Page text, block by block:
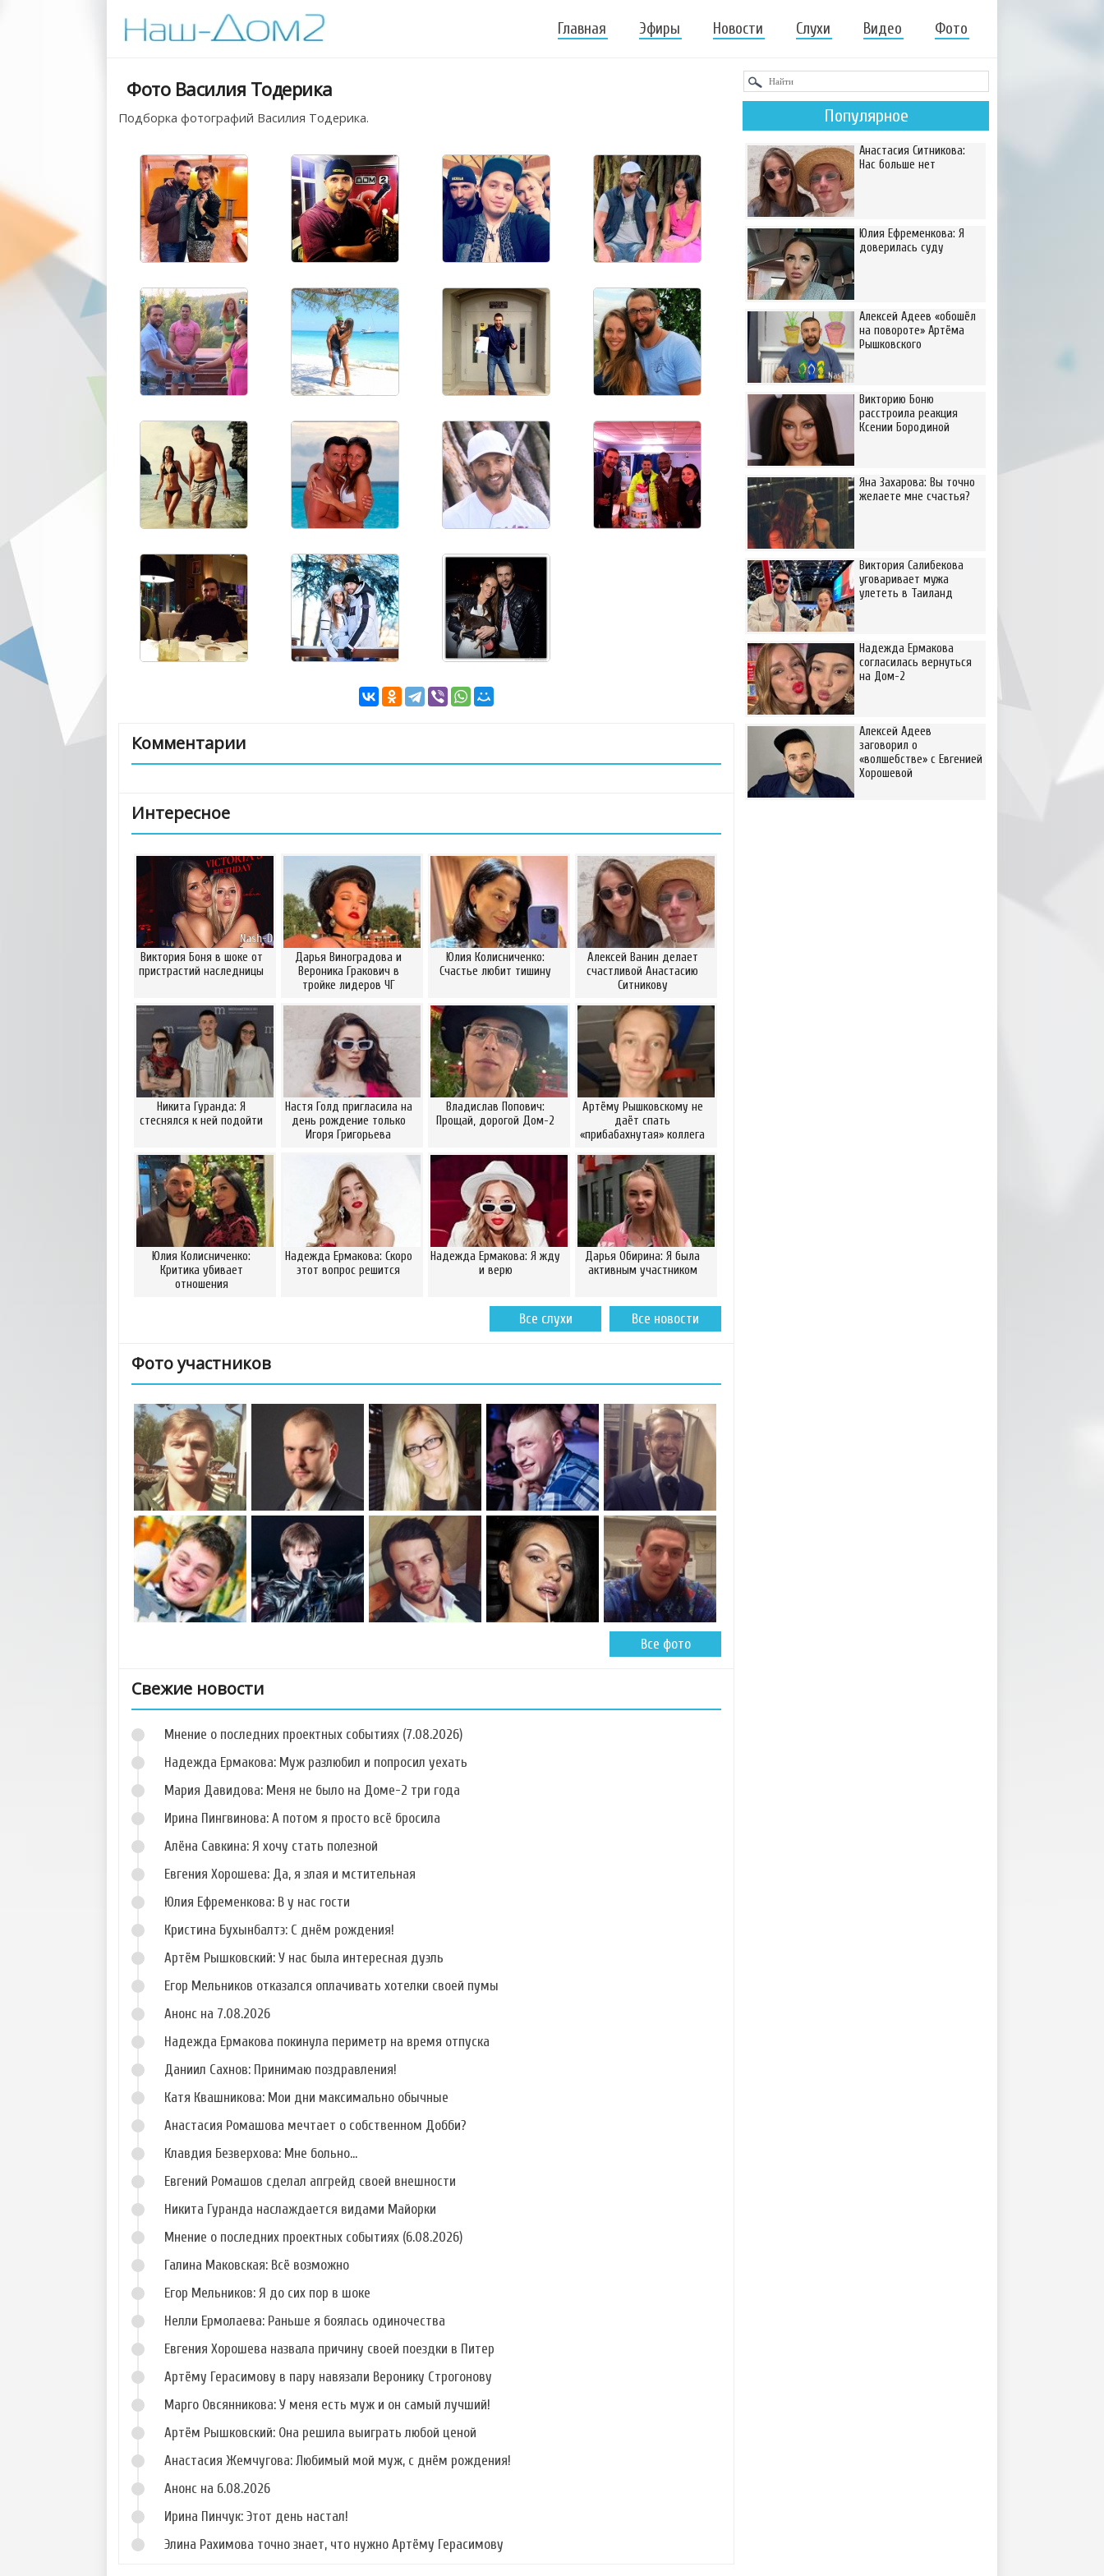
Главная Эфиры Новости Слухи Видео Фото
Фото Василия Тодерика
Подборка фотографий Василия Тодерика.
Комментарии
Интересное
Виктория Боня в шоке от
пристрастий наследницы
Дарья Виноградова и
Вероника Гракович в
тройке лидеров ЧГ
Юлия Колисниченко:
Счастье любит тишину
Алексей Ванин делает
счастливой Анастасию
Ситникову
Никита Гуранда: Я
стеснялся к ней подойти
Настя Голд пригласила на
день рождение только
Игоря Григорьева
Владислав Попович:
Прощай, дорогой Дом-2
Артёму Рышковскому не
даёт спать
«прибабахнутая» коллега
Юлия Колисниченко:
Критика убивает
отношения
Надежда Ермакова: Скоро
этот вопрос решится
Надежда Ермакова: Я жду
и верю
Дарья Обирина: Я была
активным участником
Все новости
Все слухи
Фото участников
Фото Егора Рыбина Фото Артура Боева
Фото Наталии
Фото Александра
Задойнова
Фото Георгия
Малиновского
Фото Артура
Рипенко
Все фото
Свежие новости
Мнение о последних проектных событиях (7.08.2026)
Надежда Ермакова: Муж разлюбил и попросил уехать
Мария Давидова: Меня не было на Доме-2 три года
Ирина Пингвинова: А потом я просто всё бросила
Алёна Савкина: Я хочу стать полезной
Евгения Хорошева: Да, я злая и мстительная
Юлия Ефременкова: В у нас гости
Кристина Бухынбалтэ: С днём рождения!
Артём Рышковский: У нас была интересная дуэль
Егор Мельников отказался оплачивать хотелки своей пумы
Анонс на 7.08.2026
Надежда Ермакова покинула периметр на время отпуска
Даниил Сахнов: Принимаю поздравления!
Катя Квашникова: Мои дни максимально обычные
Анастасия Ромашова мечтает о собственном Добби?
Клавдия Безверхова: Мне больно...
Евгений Ромашов сделал апгрейд своей внешности
Никита Гуранда наслаждается видами Майорки
Мнение о последних проектных событиях (6.08.2026)
Галина Маковская: Всё возможно
Егор Мельников: Я до сих пор в шоке
Нелли Ермолаева: Раньше я боялась одиночества
Евгения Хорошева назвала причину своей поездки в Питер
Артёму Герасимову в пару навязали Веронику Строгонову
Марго Овсянникова: У меня есть муж и он самый лучший!
Артём Рышковский: Она решила выиграть любой ценой
Анастасия Жемчугова: Любимый мой муж, с днём рождения!
Анонс на 6.08.2026
Ирина Пинчук: Этот день настал!
Элина Рахимова точно знает, что нужно Артёму Герасимову
Популярное
Анастасия Ситникова:
Нас больше нет
Юлия Ефременкова: Я
доверилась суду
Алексей Адеев «обошёл
на повороте» Артёма
Рышковского
Викторию Боню
расстроила реакция
Ксении Бородиной
Яна Захарова: Вы точно
желаете мне счастья?
Виктория Салибекова
уговаривает мужа
улететь в Таиланд
Надежда Ермакова
согласилась вернуться
на Дом-2
Алексей Адеев
заговорил о
«волшебстве» с Евгенией
Хорошевой